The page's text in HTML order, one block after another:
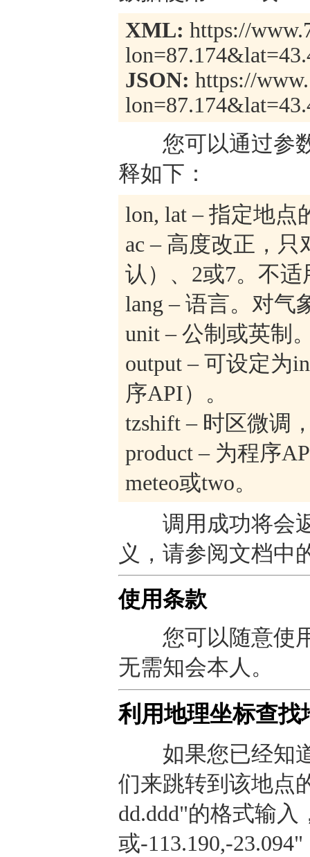
XML: https://
JSON: https://
您可以通过参数
释如下：
lon, lat – 指定地点
ac – 高度改正，
认）、2或7。不
lang – 语言。对气
unit – 公制或英制
output – 可设定为
序API）。
tzshift – 时区微调
product – 为程序
meteo或two。
调用成功将会返
义，请参阅文档中
使用条款
您可以随意使
无需知会本人。
利用地理坐标查找
如果您已经知道
们来跳转到该地点
dd.ddd"的格式输入
或-113.190,-